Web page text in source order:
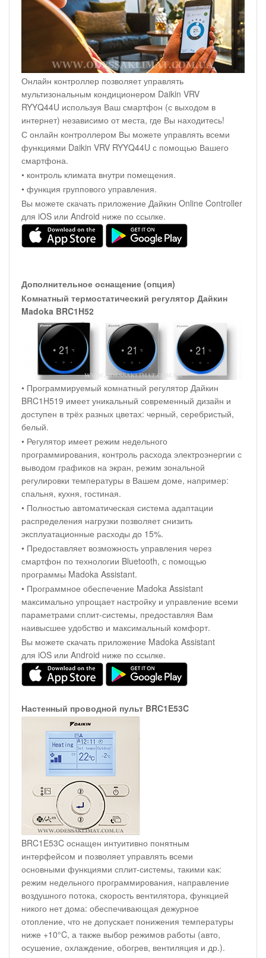
Онлайн контроллер позволяет управлять
мультизональным кондиционером Daikin VRV
RYYQ44U используя Ваш смартфон (с выходом в
интернет) независимо от места, где Вы находитесь!
С онлайн контроллером Вы можете управлять всеми
функциями Daikin VRV RYYQ44U с помощью Вашего
смартфона.
• контроль климата внутри помещения.
• функция группового управления.
Вы можете скачать приложение Дайкин Online Controller
для iOS или Android ниже по ссылке.
Дополнительное оснащение (опция)
Комнатный термостатический регулятор Дайкин
Madoka BRC1H52
• Программируемый комнатный регулятор Дайкин
BRC1H519 имеет уникальный современный дизайн и
доступен в трёх разных цветах: черный, серебристый,
белый.
• Регулятор имеет режим недельного
программирования, контроль расхода электроэнергии с
выводом графиков на экран, режим зональной
регулировки температуры в Вашем доме, например:
спальня, кухня, гостиная.
• Полностью автоматическая система адаптации
распределения нагрузки позволяет снизить
эксплуатационные расходы до 15%.
• Предоставляет возможность управления через
смартфон по технологии Bluetooth, с помощью
программы Madoka Assistant.
• Программное обеспечение Madoka Assistant
максимально упрощает настройку и управление всеми
параметрами сплит-системы, предоставляя Вам
наивысшее удобство и максимальный комфорт.
Вы можете скачать приложение Madoka Assistant
для iOS или Android ниже по ссылке.
Настенный проводной пульт BRC1E53C
BRC1E53C оснащен интуитивно понятным
интерфейсом и позволяет управлять всеми
основными функциями сплит-системы, такими как:
режим недельного программирования, направление
воздушного потока, скорость вентилятора, функцией
никого нет дома: обеспечивающая дежурное
отопление, что не допускает понижения температуры
ниже +10°C, а также выбор режимов работы (авто,
осушение, охлаждение, обогрев, вентиляция и др.).